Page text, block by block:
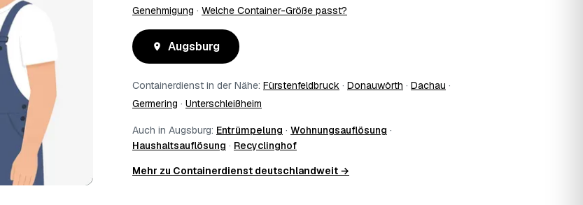
Genehmigung · Welche Container-Größe passt?
Augsburg
Containerdienst in der Nähe: Fürstenfeldbruck · Donauwörth · Dachau ·
Germering · Unterschleißheim
Auch in Augsburg: Entrümpelung · Wohnungsauflösung ·
Haushaltsauflösung · Recyclinghof
Mehr zu Containerdienst deutschlandweit →